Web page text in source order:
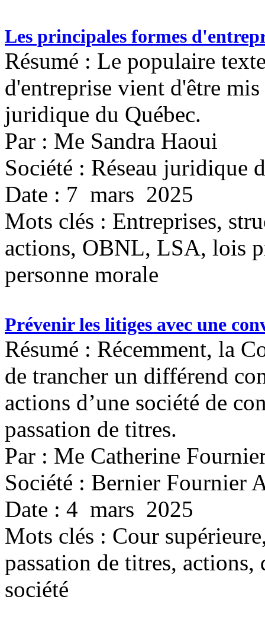
Les principales formes
Résumé : Le populaire
d'entreprise vient d'être
juridique du Québec.
Par : Me Sandra Haoui
Société : Réseau juridique
Date : 7 mars 2025
Mots clés : Entreprises,
actions, OBNL, LSA, lois
personne morale
Prévenir les litiges avec une
Résumé : Récemment, la
de trancher un différend
actions d’une société de
passation de titres.
Par : Me Catherine
Société : Bernier Fournier
Date : 4 mars 2025
Mots clés : Cour
passation de titres,
société